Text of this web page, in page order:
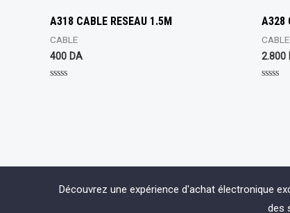
A318 CABLE RESEAU 1.5M
CABLE
400 DA
A328
CABLE
2.800
Découvrez une expérience d'achat électronique
des